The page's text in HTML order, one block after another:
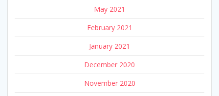
May 2021
February 2021
January 2021
December 2020
November 2020